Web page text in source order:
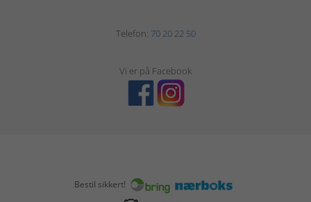
Telefon: 70 20 22 50
Vi er på Facebook
Bestil sikkert!